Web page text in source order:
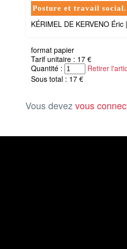
Posture et travail
KÉRIMEL DE KERVENO Éric |
format papier
Tarif unitaire : 17 €
Quantité :
Retirer
Sous total : 17 €
Vous devez vous